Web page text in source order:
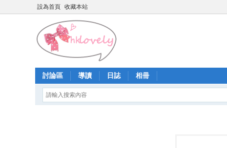
設為首頁 收藏本站
討論區 導讀 日誌 相冊